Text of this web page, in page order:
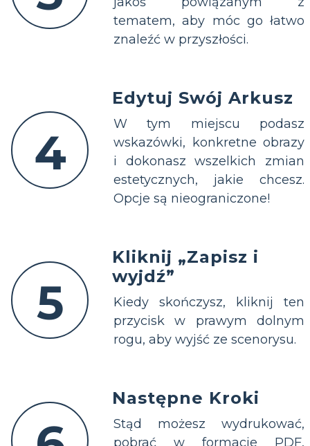
tematem, aby móc go łatwo
znaleźć w przyszłości.
4
Edytuj Swój Arkusz
W tym miejscu podasz
wskazówki, konkretne obrazy
i dokonasz wszelkich zmian
estetycznych, jakie chcesz.
Opcje są nieograniczone!
5
Kliknij „Zapisz i
wyjdź”
Kiedy skończysz, kliknij ten
przycisk w prawym dolnym
rogu, aby wyjść ze scenorysu.
Następne Kroki
Stąd możesz wydrukować,
pobrać w formacie PDF,